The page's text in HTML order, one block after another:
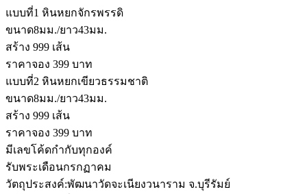
แบบที่1 หินหยกจักรพรรดิ
ขนาด8มม./ยาว43มม.
สร้าง 999 เส้น
ราคาจอง 399 บาท
แบบที่2 หินหยกเขียวธรรมชาติ
ขนาด8มม./ยาว43มม.
สร้าง 999 เส้น
ราคาจอง 399 บาท
มีเลขโค้ดกำกับทุกองค์
รับพระเดือนกรกฏาคม
วัตถุประสงค์:พัฒนาวัดจะเนียงวนาราม จ.บุรีรัมย์